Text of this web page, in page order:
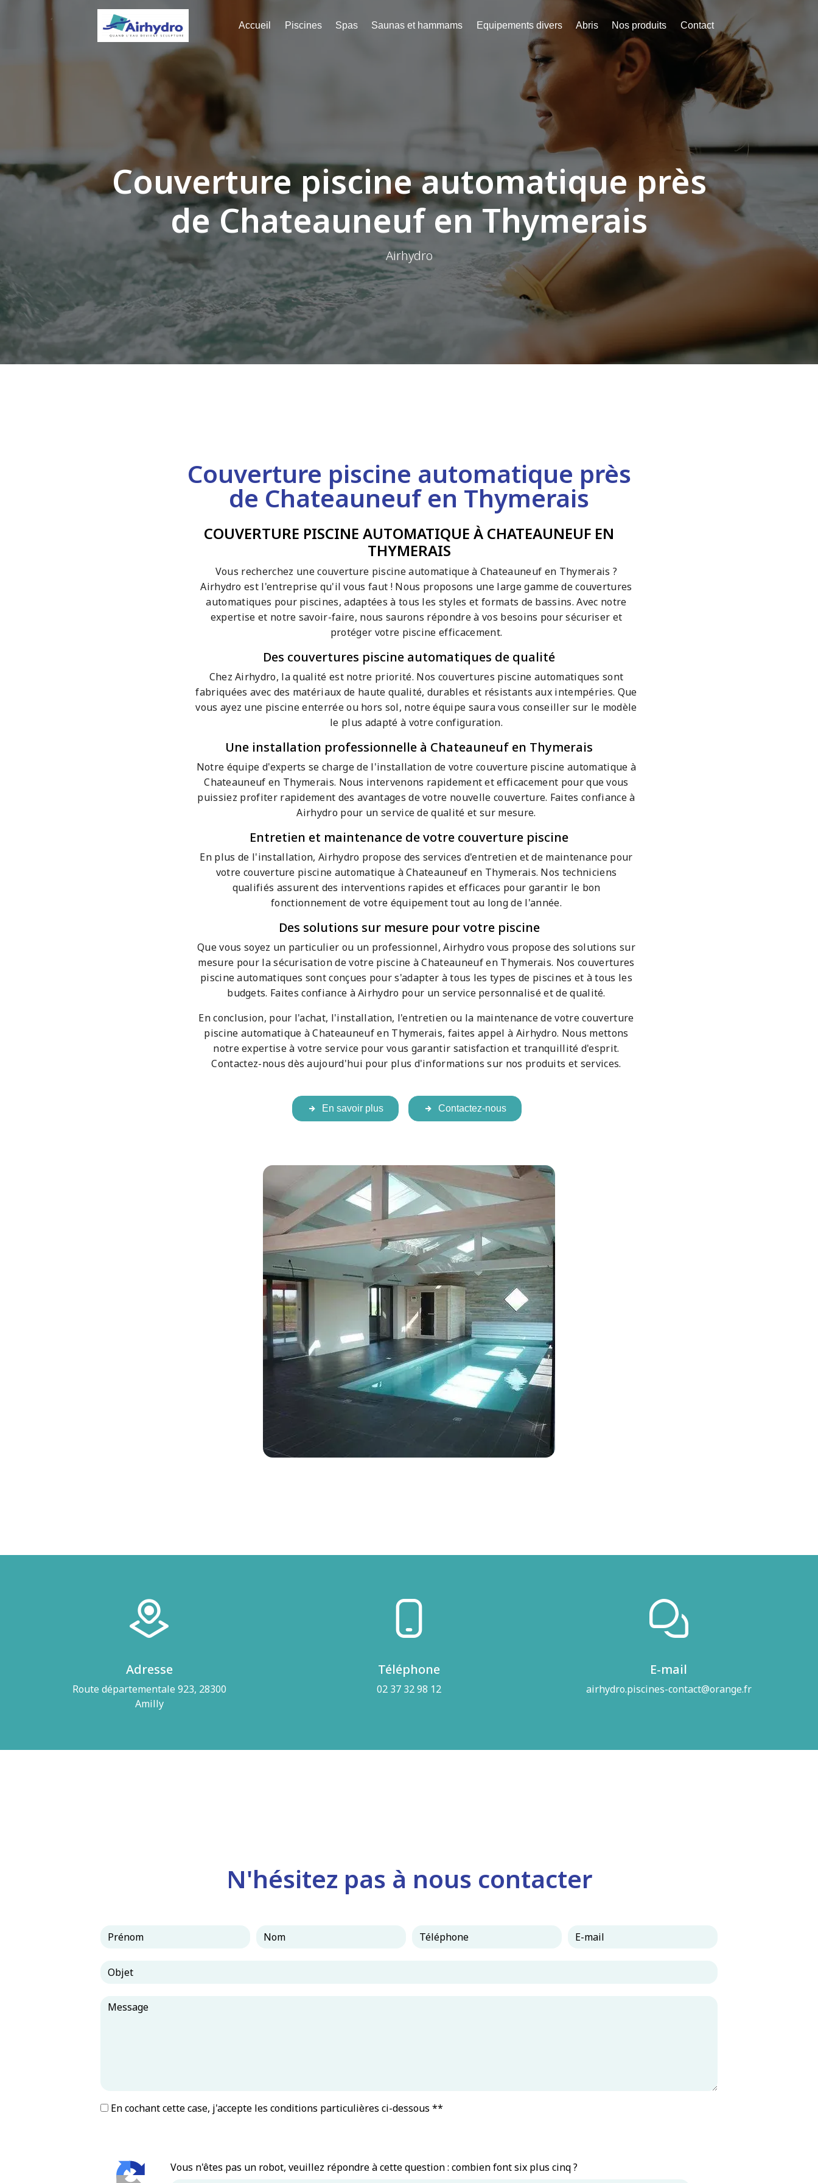
Accueil Piscines Spas Saunas et hammams Equipements divers Abris Nos produits Contact
Couverture piscine automatique près
de Chateauneuf en Thymerais
Airhydro
Couverture piscine automatique près
de Chateauneuf en Thymerais
COUVERTURE PISCINE AUTOMATIQUE À CHATEAUNEUF EN
THYMERAIS
Vous recherchez une couverture piscine automatique à Chateauneuf en Thymerais ?
Airhydro est l'entreprise qu'il vous faut ! Nous proposons une large gamme de couvertures
automatiques pour piscines, adaptées à tous les styles et formats de bassins. Avec notre
expertise et notre savoir-faire, nous saurons répondre à vos besoins pour sécuriser et
protéger votre piscine efficacement.
Des couvertures piscine automatiques de qualité
Chez Airhydro, la qualité est notre priorité. Nos couvertures piscine automatiques sont
fabriquées avec des matériaux de haute qualité, durables et résistants aux intempéries. Que
vous ayez une piscine enterrée ou hors sol, notre équipe saura vous conseiller sur le modèle
le plus adapté à votre configuration.
Une installation professionnelle à Chateauneuf en Thymerais
Notre équipe d'experts se charge de l'installation de votre couverture piscine automatique à
Chateauneuf en Thymerais. Nous intervenons rapidement et efficacement pour que vous
puissiez profiter rapidement des avantages de votre nouvelle couverture. Faites confiance à
Airhydro pour un service de qualité et sur mesure.
Entretien et maintenance de votre couverture piscine
En plus de l'installation, Airhydro propose des services d'entretien et de maintenance pour
votre couverture piscine automatique à Chateauneuf en Thymerais. Nos techniciens
qualifiés assurent des interventions rapides et efficaces pour garantir le bon
fonctionnement de votre équipement tout au long de l'année.
Des solutions sur mesure pour votre piscine
Que vous soyez un particulier ou un professionnel, Airhydro vous propose des solutions sur
mesure pour la sécurisation de votre piscine à Chateauneuf en Thymerais. Nos couvertures
piscine automatiques sont conçues pour s'adapter à tous les types de piscines et à tous les
budgets. Faites confiance à Airhydro pour un service personnalisé et de qualité.
En conclusion, pour l'achat, l'installation, l'entretien ou la maintenance de votre couverture
piscine automatique à Chateauneuf en Thymerais, faites appel à Airhydro. Nous mettons
notre expertise à votre service pour vous garantir satisfaction et tranquillité d'esprit.
Contactez-nous dès aujourd'hui pour plus d'informations sur nos produits et services.
En savoir plus Contactez-nous
Adresse
Route départementale 923, 28300
Amilly
Téléphone
02 37 32 98 12
E-mail
airhydro.piscines-contact@orange.fr
N'hésitez pas à nous contacter
En cochant cette case, j'accepte les conditions particulières ci-dessous **
Vous n'êtes pas un robot, veuillez répondre à cette question : combien font six plus cinq ?
Panneau de gestion des cookies